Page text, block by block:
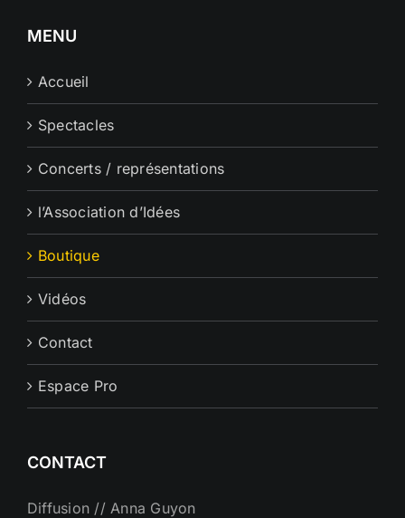
MENU
Accueil
Spectacles
Concerts / représentations
l’Association d’Idées
Boutique
Vidéos
Contact
Espace Pro
CONTACT
Diffusion // Anna Guyon